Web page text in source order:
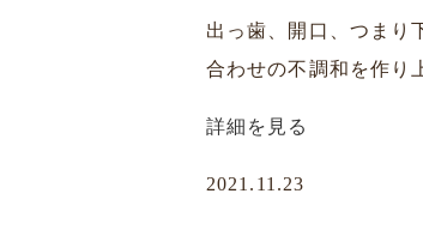
出っ歯、開口、つまり
合わせの不調和を作り
詳細を見る
2021.11.23